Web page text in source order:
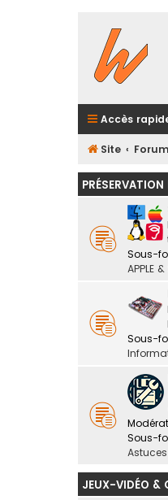
Accès
Site
Sous-
APPLE
Sous-
Sous-
JEUX-VIDÉO &